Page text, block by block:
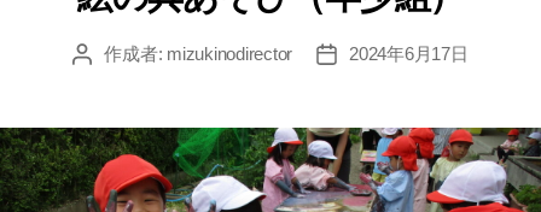
リ
投
作成者: mizukinodirector
投
2024年6月17日